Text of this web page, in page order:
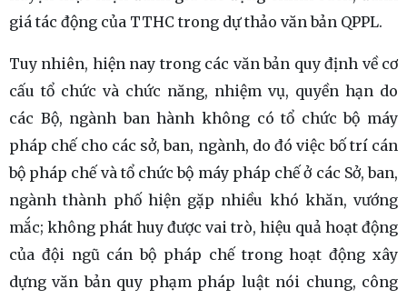
giá tác động của TTHC trong dự thảo văn bản QPPL.
Tuy nhiên, hiện nay trong các văn bản quy định về cơ
cấu tổ chức và chức năng, nhiệm vụ, quyền hạn do
các Bộ, ngành ban hành không có tổ chức bộ máy
pháp chế cho các sở, ban, ngành, do đó việc bố trí cán
bộ pháp chế và tổ chức bộ máy pháp chế ở các Sở, ban,
ngành thành phố hiện gặp nhiều khó khăn, vướng
mắc; không phát huy được vai trò, hiệu quả hoạt động
của đội ngũ cán bộ pháp chế trong hoạt động xây
dựng văn bản quy phạm pháp luật nói chung, công